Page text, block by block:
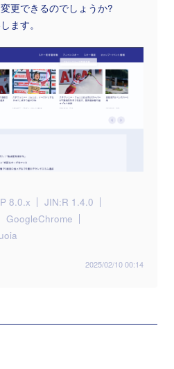
更できるのでしょうか?
ます。
8.0.x
JIN:R 1.4.0
GoogleChrome
2025/02/10 00:14